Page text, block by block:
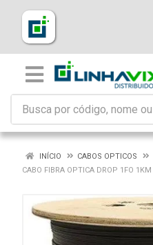
INÍCIO CABOS OPTICOS
CABO FIBRA OPTICA DROP 1FO 1KM